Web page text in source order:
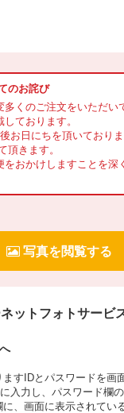
のお詫び
多くのご注文をいただい
ております。
お日にちを頂いており
頂きます。
をおかけしますことを深
写真を閲覧する
ットフォトサービ
すIDとパスワードを画
入力し、パスワード欄
、画面に表示されてい